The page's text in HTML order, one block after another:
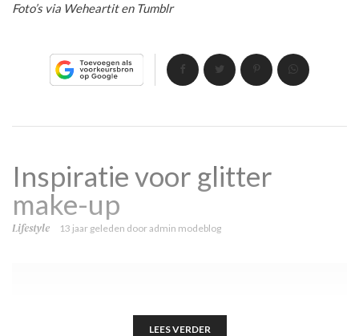
Foto’s via Weheartit en Tumblr
Inspiratie voor glitter
make-up
Lifestyle 13 jaar geleden dooradmin modeblog
LEES VERDER